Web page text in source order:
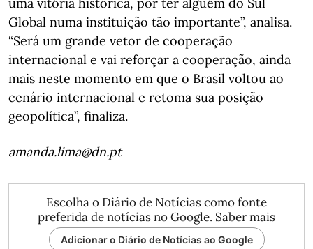
Global numa instituição tão importante”, analisa.
“Será um grande vetor de cooperação
internacional e vai reforçar a cooperação, ainda
mais neste momento em que o Brasil voltou ao
cenário internacional e retoma sua posição
geopolítica”, finaliza.
amanda.lima@dn.pt
Escolha o Diário de Notícias como fonte
preferida de notícias no Google. Saber mais
Adicionar o Diário de Notícias ao Google